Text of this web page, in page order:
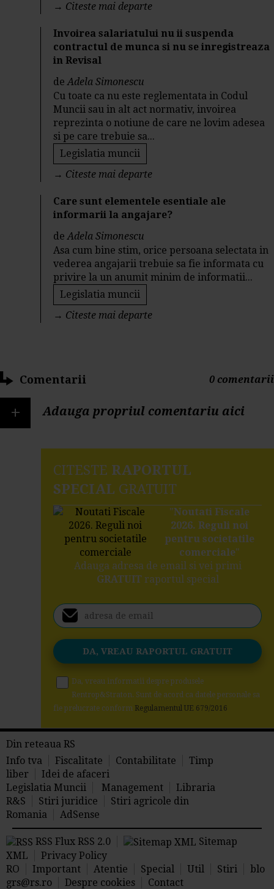
→ Citeste mai departe
Invoirea salariatului nu ii suspenda
contractul de munca si nu se inregistreaza
in Revisal
deAdela Simonescu
Cu toate ca nu este reglementata in Codul
Muncii sau in alt act normativ, invoirea
reprezinta o notiune de care ne lovim adesea
si pe care trebuie sa...
Legislatia muncii
→ Citeste mai departe
Care sunt elementele esentiale ale
informarii la angajare?
deAdela Simonescu
Asa cum bine stim, orice persoana selectata in
vederea angajarii trebuie sa fie informata cu
privire la un anumit minim de informatii...
Legislatia muncii
→ Citeste mai departe
Comentarii 0 comentarii
+ Adauga propriul comentariu aici
CITESTE RAPORTUL
SPECIAL GRATUIT
"Noutati Fiscale
2026. Reguli noi
pentru societatile
comerciale"
Adauga adresa de email si vei primi
GRATUITraportul special
Da, vreau informatii despre produsele
Rentrop&Straton. Sunt de acord ca datele personale sa
fie prelucrate conform Regulamentul UE 679/2016
Din reteaua RS
Info tva
Fiscalitate Contabilitate
Timp
liber
Idei de afaceri
Legislatia Muncii
Management
Libraria
R&S
Stiri juridice
Stiri agricole din
Romania
AdSense
RSS Flux RSS 2.0
Sitemap
XML
Privacy Policy
RO
Important Atentie Special Util Stiri
blo
grs@rs.ro
Despre cookies Contact